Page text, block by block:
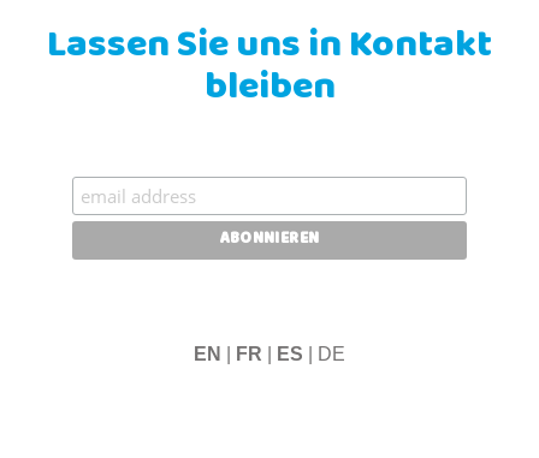
Lassen Sie uns in Kontakt
bleiben
EN FR ES | DE